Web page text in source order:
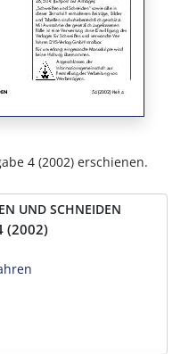
4 (2002) erschienen.
UND SCHNEIDEN
(2002)